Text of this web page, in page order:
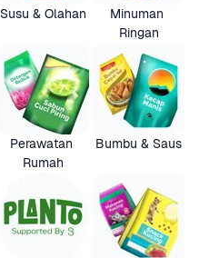
Susu & Olahan
Minuman
Ringan
Perawatan
Rumah
Bumbu & Saus